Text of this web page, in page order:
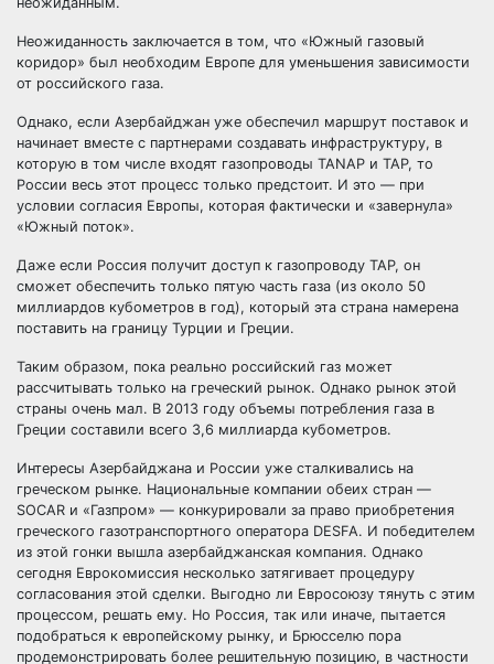
Неожиданность заключается в том, что «Южный газовый
коридор» был необходим Европе для уменьшения зависимости
от российского газа.
Однако, если Азербайджан уже обеспечил маршрут поставок и
начинает вместе с партнерами создавать инфраструктуру, в
которую в том числе входят газопроводы TANAP и TAP, то
России весь этот процесс только предстоит. И это — при
условии согласия Европы, которая фактически и «завернула»
«Южный поток».
Даже если Россия получит доступ к газопроводу TAP, он
сможет обеспечить только пятую часть газа (из около 50
миллиардов кубометров в год), который эта страна намерена
поставить на границу Турции и Греции.
Таким образом, пока реально российский газ может
рассчитывать только на греческий рынок. Однако рынок этой
страны очень мал. В 2013 году объемы потребления газа в
Греции составили всего 3,6 миллиарда кубометров.
Интересы Азербайджана и России уже сталкивались на
греческом рынке. Национальные компании обеих стран —
SOCAR и «Газпром» — конкурировали за право приобретения
греческого газотранспортного оператора DESFA. И победителем
из этой гонки вышла азербайджанская компания. Однако
сегодня Еврокомиссия несколько затягивает процедуру
согласования этой сделки. Выгодно ли Евросоюзу тянуть с этим
процессом, решать ему. Но Россия, так или иначе, пытается
подобраться к европейскому рынку, и Брюсселю пора
продемонстрировать более решительную позицию, в частности